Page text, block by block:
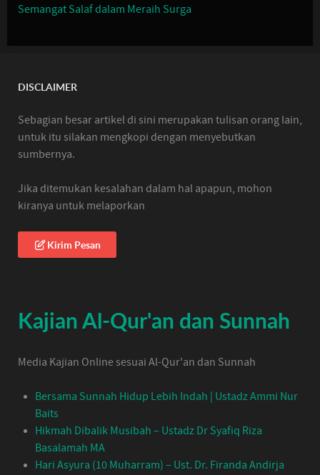
Semangat Salaf dalam Meraih Surga
DISCLAIMER
Sebagian besar artikel di sini merupakan tulisan orang lain,
untuk itu silakan mengkopi dengan menyebutkan
sumbernya.
Jika ditemukan kesalahan dalam hal apapun, mohon
kiranya untuk melaporkan
Kirim Pesan
Kajian Al-Qur'an dan Sunnah
Media Kajian Online sesuai Al-Qur'an dan Sunnah
Bersama Sunnah Hidup Lebih Indah | Ustadz Ammi Nur
Baits
Hikmah Dibalik Musibah – Ustadz Dr Syafiq Riza
Basalamah MA
Hari Asyura (10 Muharram) – Ust. Dr. Firanda Andirja